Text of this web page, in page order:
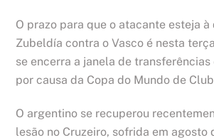
O prazo para que o atacante esteja
Zubeldía contra o Vasco é nesta
se encerra a janela de
por causa da Copa do Mundo de
O argentino se recuperou
lesão no Cruzeiro, sofrida em agosto